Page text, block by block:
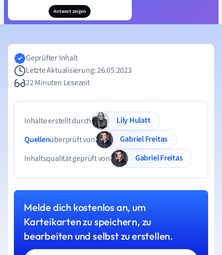
Antwort zeigen
Geprüfter Inhalt
Letzte Aktualisierung: 26.05.2023
22 Minuten Lesezeit
Inhalte erstellt durch
Lily Hulatt
Quellenüberprüft von
Gabriel Freitas
Inhaltsqualität geprüft von
Gabriel Freitas
Melde dich kostenlos an, um
Karteikarten zu speichern, zu
bearbeiten und selbst zu erstellen.